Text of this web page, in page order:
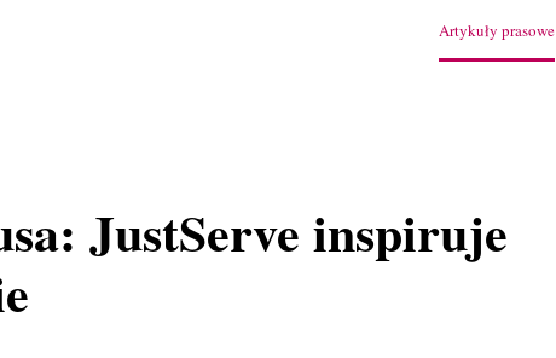
Artykuły prasowe
JustServe inspiruje